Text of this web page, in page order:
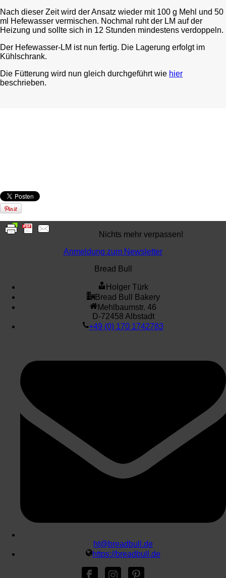
Nach dieser Zeit wird der Ansatz wieder mit 100 g Mehl und 50
ml Hefewasser vermischen. Nochmal ruht der LM auf der
Heizung und sollte sich in 12 Stunden mindestens verdoppeln.
Der Hefewasser-LM ist nun fertig. Die Lagerung erfolgt im
Kühlschrank.
Die Fütterung wird nun gleich durchgeführt wie hier
beschrieben.
Nichts mehr verpassen!
Anmeldung zum Newsletter
Bread Bull
Holger Türk
Bread Bull Bakery
Mehlbaumstr. 46
D-72458 Albstadt
+49 (0) 170 1742783
ht@breadbull.de
https://breadbull.de